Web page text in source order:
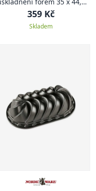
cm
359 Kč
Skladem